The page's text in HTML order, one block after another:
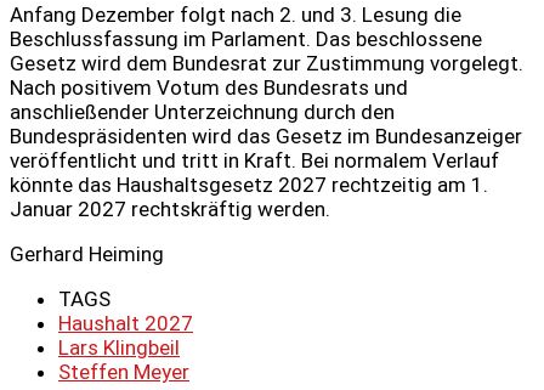
Anfang Dezember folgt nach 2. und 3. Lesung die
Beschlussfassung im Parlament. Das beschlossene
Gesetz wird dem Bundesrat zur Zustimmung vorgelegt.
Nach positivem Votum des Bundesrats und
anschließender Unterzeichnung durch den
Bundespräsidenten wird das Gesetz im Bundesanzeiger
veröffentlicht und tritt in Kraft. Bei normalem Verlauf
könnte das Haushaltsgesetz 2027 rechtzeitig am 1.
Januar 2027 rechtskräftig werden.
Gerhard Heiming
TAGS
Haushalt 2027
Lars Klingbeil
Steffen Meyer